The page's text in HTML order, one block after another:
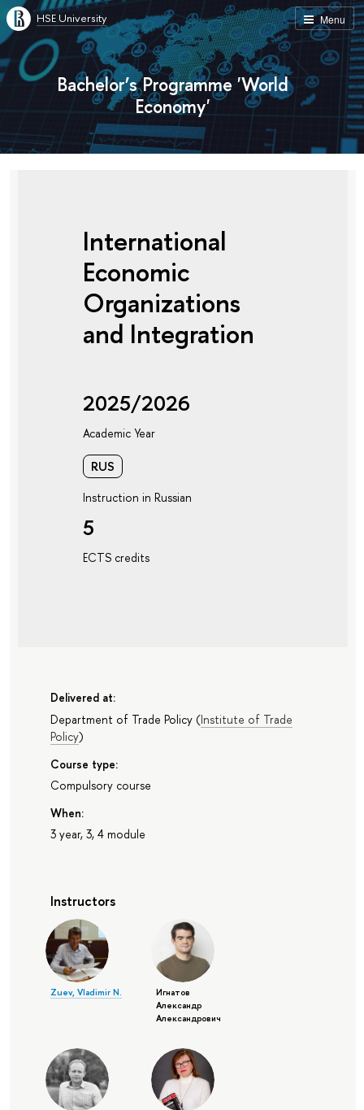
Menu
HSE University
Bachelor’s Programme 'World
Economy'
International
Economic
Organizations
and Integration
2025/2026
Academic Year
RUS
Instruction in Russian
5
ECTS credits
Delivered at:
Department of Trade Policy(Institute of Trade
Policy)
Course type:
Compulsory course
When:
3 year, 3, 4 module
Instructors
Zuev, Vladimir N.
Игнатов
Александр
Александрович